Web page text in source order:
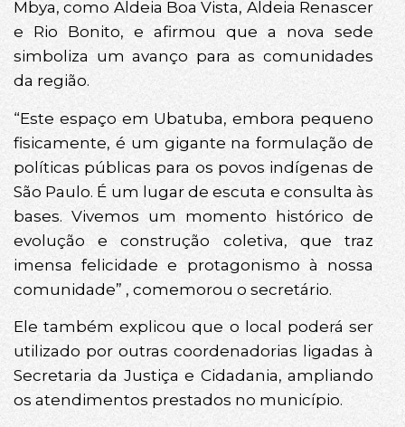
Mbya, como Aldeia Boa Vista, Aldeia Renascer
e Rio Bonito, e afirmou que a nova sede
simboliza um avanço para as comunidades
da região.
“Este espaço em Ubatuba, embora pequeno
fisicamente, é um gigante na formulação de
políticas públicas para os povos indígenas de
São Paulo. É um lugar de escuta e consulta às
bases. Vivemos um momento histórico de
evolução e construção coletiva, que traz
imensa felicidade e protagonismo à nossa
comunidade” , comemorou o secretário.
Ele também explicou que o local poderá ser
utilizado por outras coordenadorias ligadas à
Secretaria da Justiça e Cidadania, ampliando
os atendimentos prestados no município.